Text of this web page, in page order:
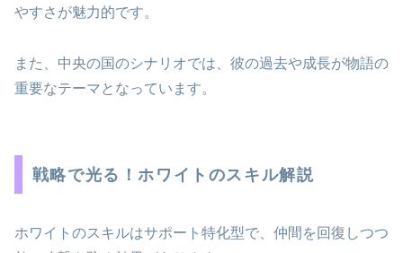
やすさが魅力的です。
また、中央の国のシナリオでは、彼の過去や成長が物語の
重要なテーマとなっています。
戦略で光る！ホワイトのスキル解説
ホワイトのスキルはサポート特化型で、仲間を回復しつつ